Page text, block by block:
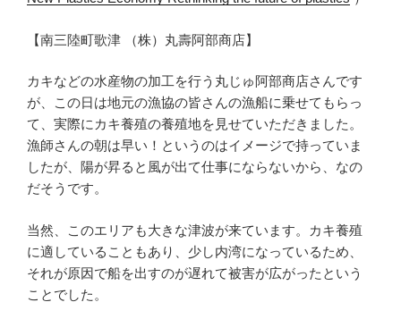
【南三陸町歌津 （株）丸壽阿部商店】
カキなどの水産物の加工を行う丸じゅ阿部商店さんです
が、この日は地元の漁協の皆さんの漁船に乗せてもらっ
て、実際にカキ養殖の養殖地を見せていただきました。
漁師さんの朝は早い！というのはイメージで持っていま
したが、陽が昇ると風が出て仕事にならないから、なの
だそうです。
当然、このエリアも大きな津波が来ています。カキ養殖
に適していることもあり、少し内湾になっているため、
それが原因で船を出すのが遅れて被害が広がったという
ことでした。